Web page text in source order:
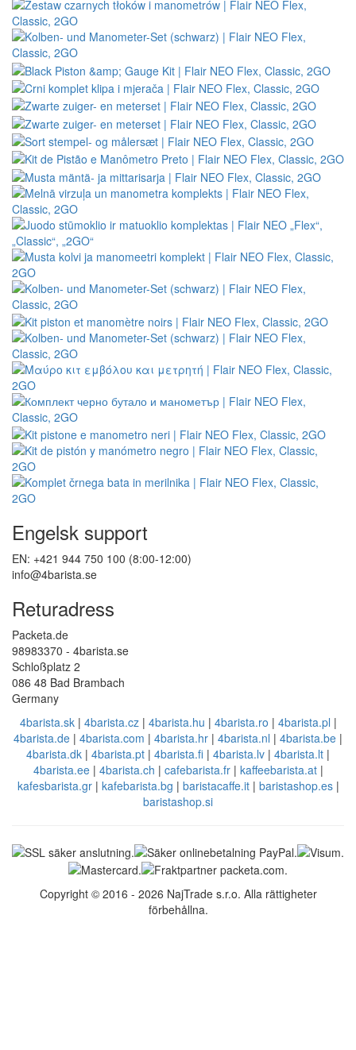
Engelsk support
EN: +421 944 750 100 (8:00-12:00)
info@4barista.se
Returadress
Packeta.de
98983370 - 4barista.se
Schloßplatz 2
086 48 Bad Brambach
Germany
4barista.sk| 4barista.cz| 4barista.hu | 4barista.ro | 4barista.pl |
4barista.de | 4barista.com | 4barista.hr | 4barista.nl | 4barista.be |
4barista.dk | 4barista.pt | 4barista.fi | 4barista.lv | 4barista.lt |
4barista.ee| 4barista.ch | cafebarista.fr| kaffeebarista.at|
kafesbarista.gr| kafebarista.bg | baristacaffe.it| baristashop.es|
baristashop.si
Copyright © 2016 - 2026 NajTrade s.r.o. Alla rättigheter
förbehållna.